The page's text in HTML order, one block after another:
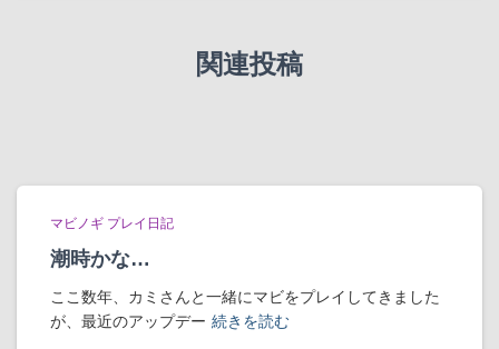
関連投稿
マビノギ プレイ日記
潮時かな…
ここ数年、カミさんと一緒にマビをプレイしてきました
が、最近のアップデー 続きを読む